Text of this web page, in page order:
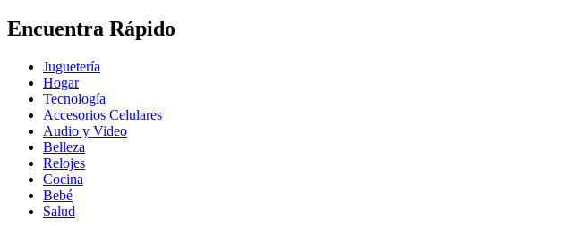
Encuentra Rápido
Juguetería
Hogar
Tecnología
Accesorios Celulares
Audio y Video
Belleza
Relojes
Cocina
Bebé
Salud